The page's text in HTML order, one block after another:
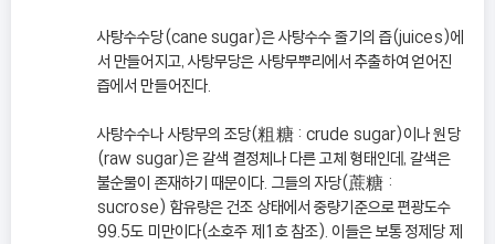
사탕수수당(cane sugar)은 사탕수수 줄기의 즙(juices)에
서 만들어지고, 사탕무당은 사탕무뿌리에서 추출하여 얻어진
즙에서 만들어진다.
사탕수수나 사탕무의 조당(粗糖 : crude sugar)이나 원당
(raw sugar)은 갈색 결정체나 다른 고체 형태인데, 갈색은
불순물이 존재하기 때문이다. 그들의 자당(蔗糖 :
sucrose) 함유량은 건조 상태에서 중량기준으로 편광도수
99.5도 미만이다(소호주 제1호 참조). 이들은 보통 정제당 제